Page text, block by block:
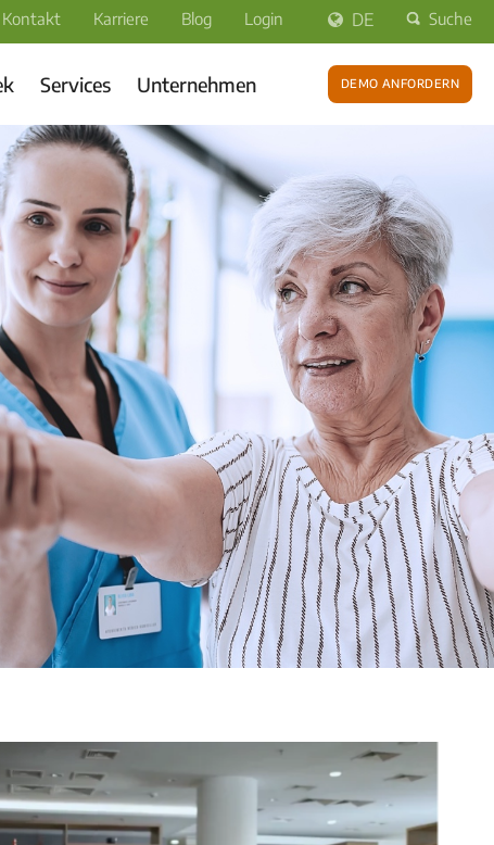
Kontakt Karriere Blog Login DE Suche
Services Unternehmen Demo anfordern